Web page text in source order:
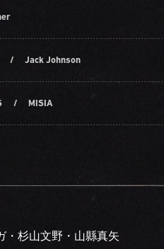
/ Jack Johnson
/ MISIA
・杉山文野・山縣真矢